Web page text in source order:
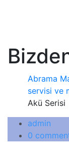
Abrama
servisi ve
Akü Serisi
admin
0